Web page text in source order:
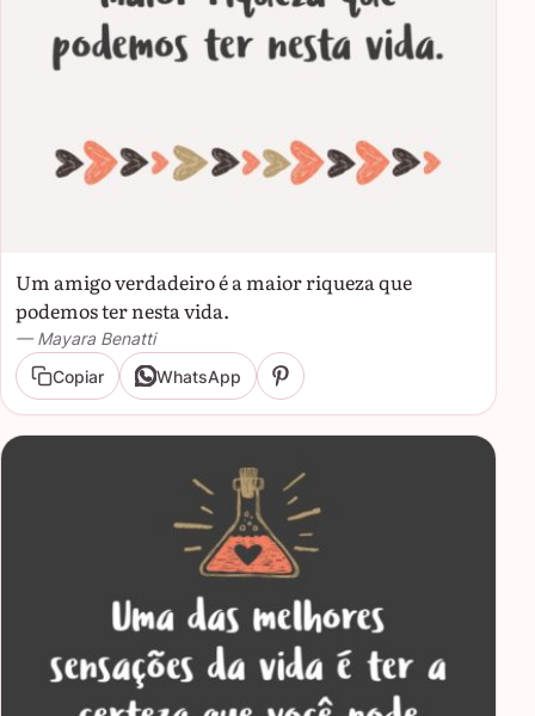
Um amigo verdadeiro é a maior riqueza que
podemos ter nesta vida.
— Mayara Benatti
Copiar
WhatsApp